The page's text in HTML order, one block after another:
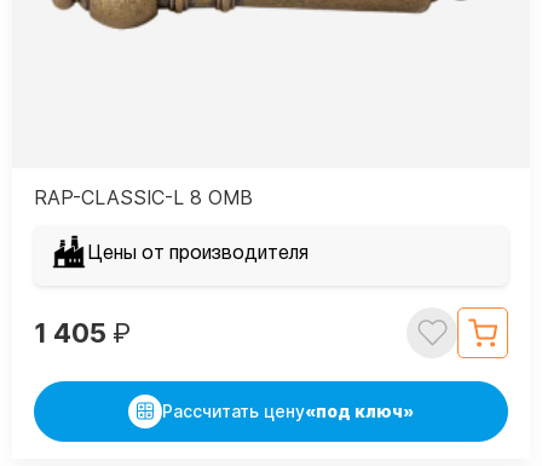
RAP-CLASSIC-L 8 OMB
Цены от производителя
1 405 ₽
Рассчитать цену«под ключ»